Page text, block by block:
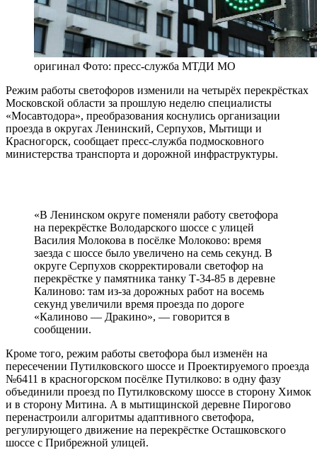
оригинал Фото: пресс-служба МТДИ МО
Режим работы светофоров изменили на четырёх перекрёстках
Московской области за прошлую неделю специалисты
«Мосавтодора», преобразования коснулись организации
проезда в округах Ленинский, Серпухов, Мытищи и
Красногорск, сообщает пресс-служба подмосковного
министерства транспорта и дорожной инфраструктуры.
«В Ленинском округе поменяли работу светофора
на перекрёстке Володарского шоссе с улицей
Василия Молокова в посёлке Молоково: время
заезда с шоссе было увеличено на семь секунд. В
округе Серпухов скорректировали светофор на
перекрёстке у памятника танку Т-34-85 в деревне
Калиново: там из-за дорожных работ на восемь
секунд увеличили время проезда по дороге
«Калиново — Дракино», — говорится в
сообщении.
Кроме того, режим работы светофора был изменён на
пересечении Путилковского шоссе и Проектируемого проезда
№6411 в красногорском посёлке Путилково: в одну фазу
объединили проезд по Путилковскому шоссе в сторону Химок
и в сторону Митина. А в мытищинской деревне Пирогово
перенастроили алгоритмы адаптивного светофора,
регулирующего движение на перекрёстке Осташковского
шоссе с Прибрежной улицей.